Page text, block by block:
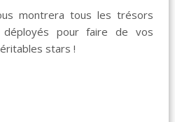
montrera tous les trésors
déployés pour faire de vos
stars !